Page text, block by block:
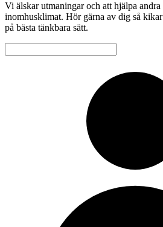
Vi älskar utmaningar och att hjälpa
inomhusklimat. Hör gärna av dig så
på bästa tänkbara sätt.